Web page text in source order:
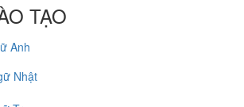
TẠO
Anh
Nhật